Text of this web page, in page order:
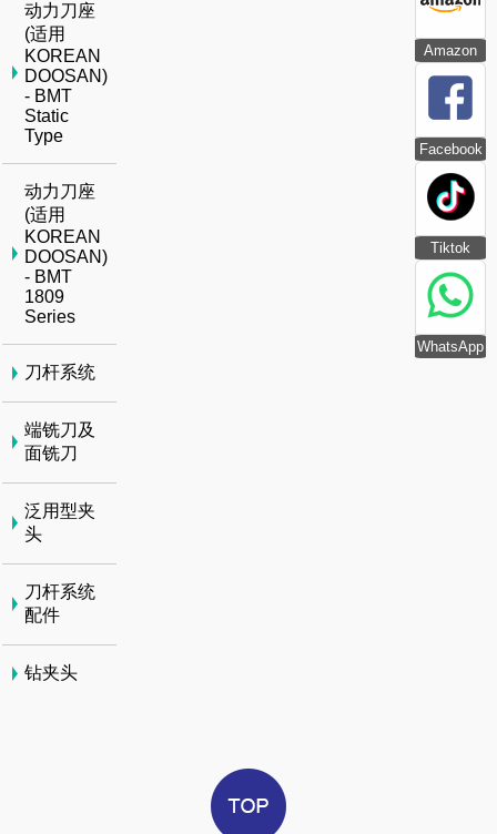
Amazon
Facebook
Tiktok
WhatsApp
动力刀座
(适用
KOREAN
DOOSAN)
- BMT
Static
Type
动力刀座
(适用
KOREAN
DOOSAN)
- BMT
1809
Series
刀杆系统
端铣刀及
面铣刀
泛用型夹
头
刀杆系统
配件
钻夹头